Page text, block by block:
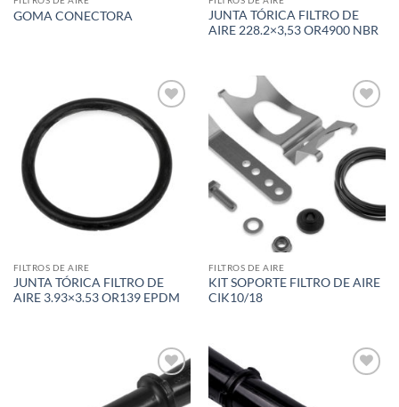
GOMA CONECTORA
JUNTA TÓRICA FILTRO DE
AIRE 228.2×3,53 OR4900 NBR
Add to
wishlist
FILTROS DE AIRE
JUNTA TÓRICA FILTRO DE
AIRE 3.93×3.53 OR139 EPDM
Add to
wishlist
FILTROS DE AIRE
KIT SOPORTE FILTRO DE AIRE
CIK10/18
Add to
wishlist